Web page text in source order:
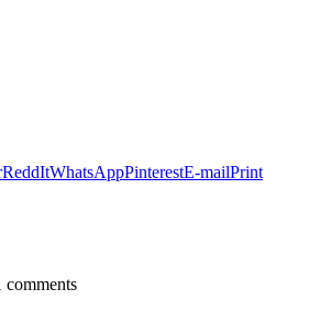
ReddItWhatsAppPinterestE-mailPrint
comments